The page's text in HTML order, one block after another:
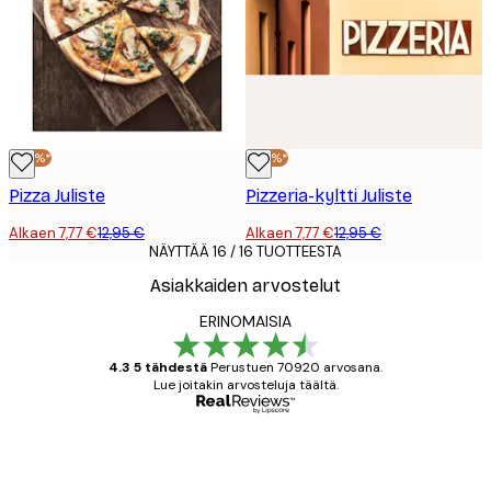
-40%*
Pizza Juliste
Alkaen 7,77 €12,95 €
-40%*
Pizzeria-kyltti Juliste
Alkaen 7,77 €12,95 €
NÄYTTÄÄ 16 / 16 TUOTTEESTA
Asiakkaiden arvostelut
ERINOMAISIA
4.3 5 tähdestäPerustuen 70920 arvosana.
Lue joitakin arvosteluja täältä.